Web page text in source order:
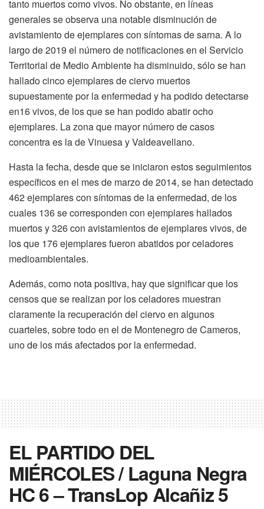
tanto muertos como vivos. No obstante, en líneas
generales se observa una notable disminución de
avistamiento de ejemplares con síntomas de sarna. A lo
largo de 2019 el número de notificaciones en el Servicio
Territorial de Medio Ambiente ha disminuido, sólo se han
hallado cinco ejemplares de ciervo muertos
supuestamente por la enfermedad y ha podido detectarse
en16 vivos, de los que se han podido abatir ocho
ejemplares. La zona que mayor número de casos
concentra es la de Vinuesa y Valdeavellano.
Hasta la fecha, desde que se iniciaron estos seguimientos
específicos en el mes de marzo de 2014, se han detectado
462 ejemplares con síntomas de la enfermedad, de los
cuales 136 se corresponden con ejemplares hallados
muertos y 326 con avistamientos de ejemplares vivos, de
los que 176 ejemplares fueron abatidos por celadores
medioambientales.
Además, como nota positiva, hay que significar que los
censos que se realizan por los celadores muestran
claramente la recuperación del ciervo en algunos
cuarteles, sobre todo en el de Montenegro de Cameros,
uno de los más afectados por la enfermedad.
EL PARTIDO DEL
MIÉRCOLES / Laguna Negra
HC 6 – TransLop Alcañiz 5